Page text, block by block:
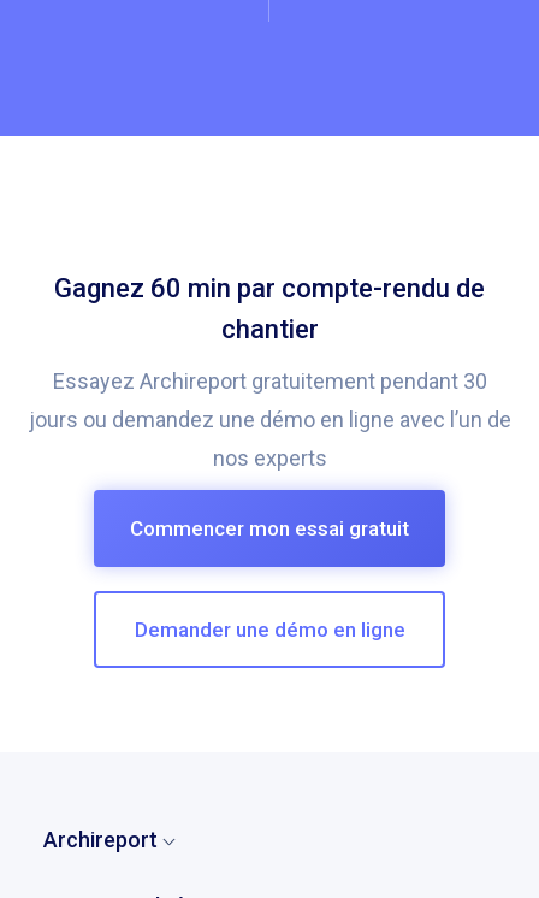
Gagnez 60 min par compte-rendu de
chantier
Essayez Archireport gratuitement pendant 30
jours ou demandez une démo en ligne avec l’un de
nos experts
Commencer mon essai gratuit
Demander une démo en ligne
Archireport